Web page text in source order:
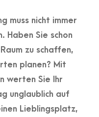
muss nicht immer
Haben Sie schon
zu schaffen,
planen? Mit
werten Sie Ihr
unglaublich auf
Lieblingsplatz,